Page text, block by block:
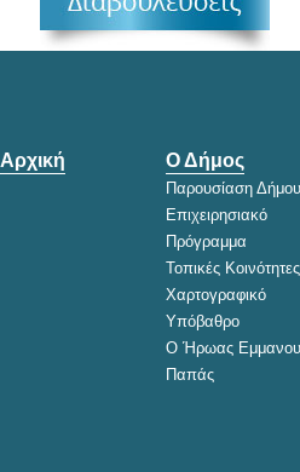
Αρχική Ο Δήμος
Παρουσίαση Δήμου
Επιχειρησιακό
Πρόγραμμα
Τοπικές Κοινότητες
Χαρτογραφικό
Υπόβαθρο
Ο Ήρωας
Παπάς